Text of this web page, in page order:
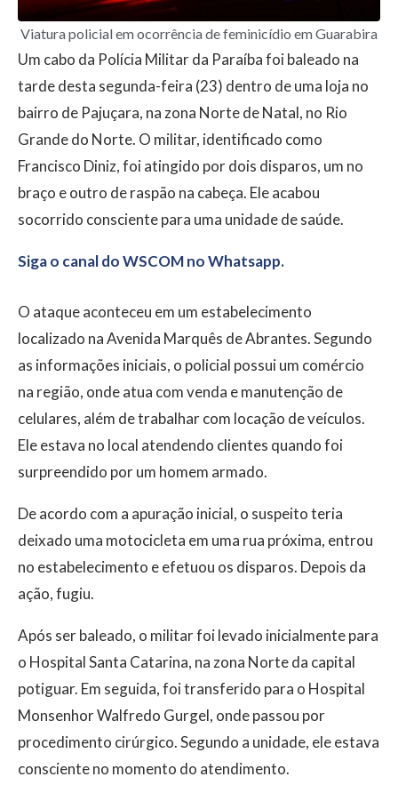
Viatura policial em ocorrência de feminicídio em Guarabira
Um cabo da Polícia Militar da Paraíba foi baleado na
tarde desta segunda-feira (23) dentro de uma loja no
bairro de Pajuçara, na zona Norte de Natal, no Rio
Grande do Norte. O militar, identificado como
Francisco Diniz, foi atingido por dois disparos, um no
braço e outro de raspão na cabeça. Ele acabou
socorrido consciente para uma unidade de saúde.
Siga o canal do WSCOM no Whatsapp.
O ataque aconteceu em um estabelecimento
localizado na Avenida Marquês de Abrantes. Segundo
as informações iniciais, o policial possui um comércio
na região, onde atua com venda e manutenção de
celulares, além de trabalhar com locação de veículos.
Ele estava no local atendendo clientes quando foi
surpreendido por um homem armado.
De acordo com a apuração inicial, o suspeito teria
deixado uma motocicleta em uma rua próxima, entrou
no estabelecimento e efetuou os disparos. Depois da
ação, fugiu.
Após ser baleado, o militar foi levado inicialmente para
o Hospital Santa Catarina, na zona Norte da capital
potiguar. Em seguida, foi transferido para o Hospital
Monsenhor Walfredo Gurgel, onde passou por
procedimento cirúrgico. Segundo a unidade, ele estava
consciente no momento do atendimento.